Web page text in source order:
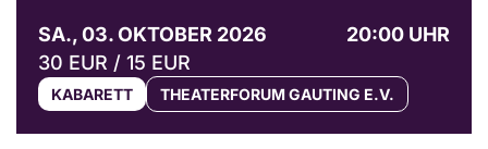
SA., 03. OKTOBER 2026
20:00 UHR
30 EUR / 15 EUR
KABARETT THEATERFORUM GAUTING E.V.